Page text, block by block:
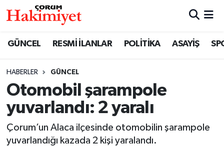
GÜNCEL RESMİ İLANLAR POLİTİKA ASAYİŞ
HABERLER GÜNCEL
Otomobil şarampole
yuvarlandı: 2 yaralı
Çorum’un Alaca ilçesinde otomobilin şarampole
yuvarlandığı kazada 2 kişi yaralandı.
SAĞLIK
ASAYİŞ
EKONOMİ
Nöbetçi Eczaneler
Çorum Namaz Vakitleri
Trafik Durumu
Süper Lig Puan Durumu ve Fikstür